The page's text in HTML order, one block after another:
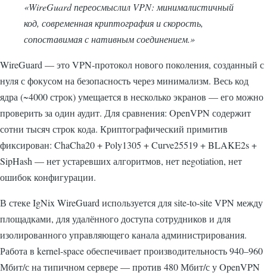
«WireGuard переосмыслил VPN: минималистичный
код, современная криптография и скорость,
сопоставимая с нативным соединением.»
WireGuard — это VPN-протокол нового поколения, созданный с
нуля с фокусом на безопасность через минимализм. Весь код
ядра (~4000 строк) умещается в несколько экранов — его можно
проверить за один аудит. Для сравнения: OpenVPN содержит
сотни тысяч строк кода. Криптографический примитив
фиксирован: ChaCha20 + Poly1305 + Curve25519 + BLAKE2s +
SipHash — нет устаревших алгоритмов, нет negotiation, нет
ошибок конфигурации.
В стеке IgNix WireGuard используется для site-to-site VPN между
площадками, для удалённого доступа сотрудников и для
изолированного управляющего канала администрирования.
Работа в kernel-space обеспечивает производительность 940–960
Мбит/с на типичном сервере — против 480 Мбит/с у OpenVPN